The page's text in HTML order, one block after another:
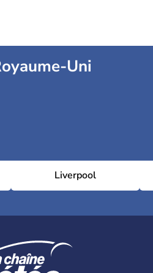
Uni
Liverpool